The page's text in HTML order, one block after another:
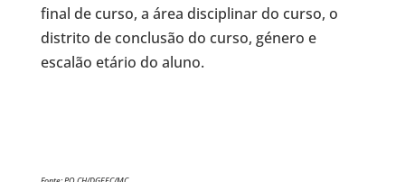
final de curso, a área disciplinar do curso, o
distrito de conclusão do curso, género e
escalão etário do aluno.